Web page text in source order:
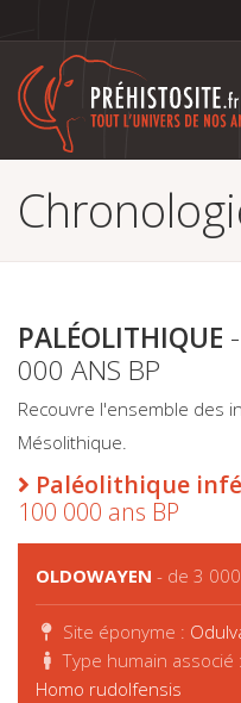
au
contenu
principal
top
PALÉOLITHIQUE
000 ANS BP
Recouvre l'ensemble des
Mésolithique.
Paléolithique
100 000 ans BP
OLDOWAYEN - de 3
Site éponyme :
Type humain associé :
Homo rudolfensis